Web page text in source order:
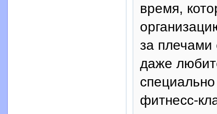
время,
за плечами
даже
фитнесс-